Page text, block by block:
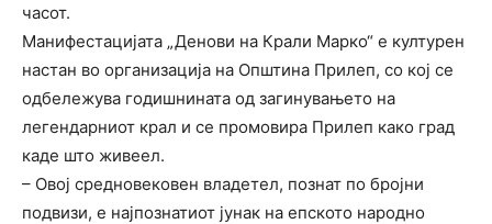
часот.
Манифестацијата „Денови на Крали Марко“ е културен
настан во организација на Општина Прилеп, со кој се
одбележува годишнината од загинувањето на
легендарниот крал и се промовира Прилеп како град
каде што живеел.
– Овој средновековен владетел, познат по бројни
подвизи, е најпознатиот јунак на епското народно